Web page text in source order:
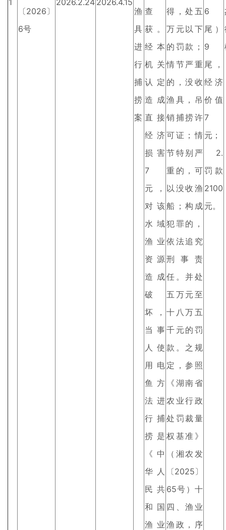
1
〔2026〕
6号
2026.2.24 2026.4.15
渔
具
进
行
捕
捞
案
查
获。
经本
机关
认定
造成
直接
经济
损害
7
元，
对该
水域
渔业
资源
造成
破
坏，
当事
人使
用电
鱼方
法进
行捕
捞是
《中
华人
民共
和国
渔业
得，处五
万元以下
的罚款；
情节严重
的，没收
渔具，吊
销捕捞许
可证；情
节特别严
重的，可
以没收渔
船；构成
犯罪的，
依法追究
刑事责
任。并处
五万元至
十八万五
千元的罚
款。之规
定，参照
《湖南省
农业行政
处罚裁量
权基准》
（湘农发
〔2025〕
65号）十
四、渔业
渔政，序
6
尾）
9
尾，
经济
价值
7
元；
2.
罚款
2100
元。